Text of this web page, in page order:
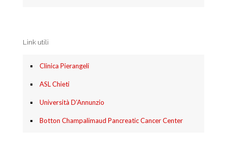
Link utili
Clinica Pierangeli
ASL Chieti
Università D’Annunzio
Botton Champalimaud Pancreatic Cancer Center